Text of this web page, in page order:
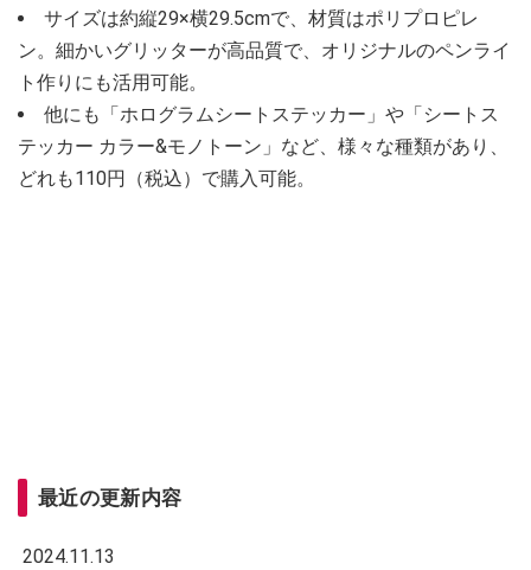
サイズは約縦29×横29.5cmで、材質はポリプロピレ
ン。細かいグリッターが高品質で、オリジナルのペンライ
ト作りにも活用可能。
他にも「ホログラムシートステッカー」や「シートス
テッカー カラー&モノトーン」など、様々な種類があり、
どれも110円（税込）で購入可能。
最近の更新内容
2024.11.13